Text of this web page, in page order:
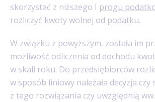
skorzystać z niższego I progu
rozliczyć kwoty wolnej od podatku.
W związku z powyższym, została im
możliwość odliczenia od dochodu
w skali roku. Do przedsiębiorców
w sposób liniowy należała decyzja czy
z tego rozwiązania czy uwzględnią